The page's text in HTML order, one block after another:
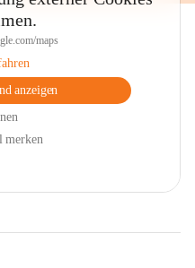
maps
anzeigen
merken